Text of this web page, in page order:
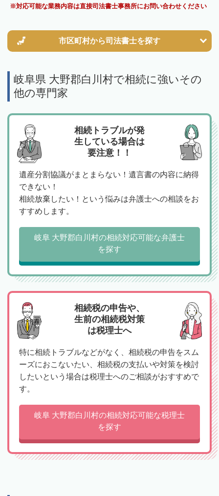
対応可能な業務内容は直接司法書士事務所にお問い合わせください
市区町村から司法書士を探す
岐阜県 大野郡白川村で相続に強いその
他の専門家
相続トラブルが発
生している場合は
要注意！！
遺産分割協議がまとまらない！遺言書の内容に納得
できない！
相続放棄したい！という悩みは弁護士への相談をお
すすめします。
岐阜 大野郡白川村の相続対応可能な弁護士
を探す
相続税の申告や、
生前の相続税対策
は税理士へ
特に相続トラブルなどがなく、相続税の申告をスム
ーズにおこないたい、相続税の支払いや対策を検討
したいという場合は税理士へのご相談がおすすめで
す。
岐阜 大野郡白川村の相続対応可能な税理士
を探す